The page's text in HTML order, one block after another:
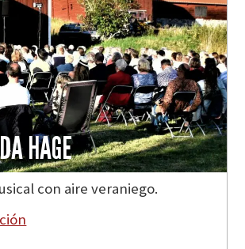
HAGE
con aire veraniego.